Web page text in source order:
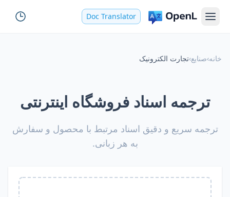
Doc Translator
خانه›صنایع›تجارت الکترونیک
ترجمه اسناد فروشگاه اینترنتی
ترجمه سریع و دقیق اسناد مرتبط با محصول و سفارش
به هر زبانی.